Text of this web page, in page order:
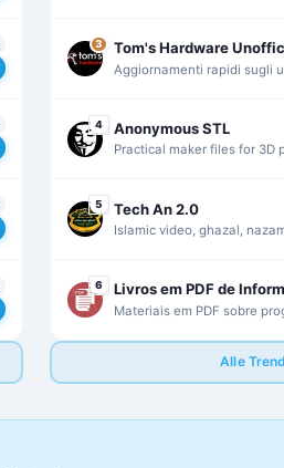
3 Tom's Hardware
Aggiornamenti rapidi sugli
4 Anonymous STL
Practical maker files for 3D
5 Tech An 2.0
Islamic video, ghazal,
6 Livros em PDF de
Materiais em PDF sobre
Alle